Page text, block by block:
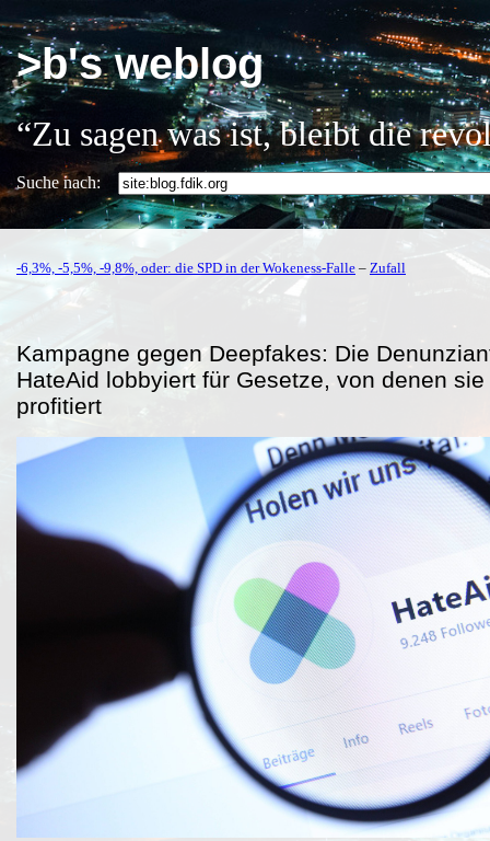
>b's weblog
“Zu sagen was ist, bleibt die
Suche nach:
-6,3%, -5,5%, -9,8%, oder: die SPD in der Wokeness-Falle – Zufall
Kampagne gegen Deepfakes: Die
HateAid lobbyiert für Gesetze, von denen
profitiert